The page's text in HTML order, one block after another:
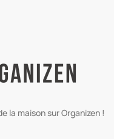
la maison sur Organizen !